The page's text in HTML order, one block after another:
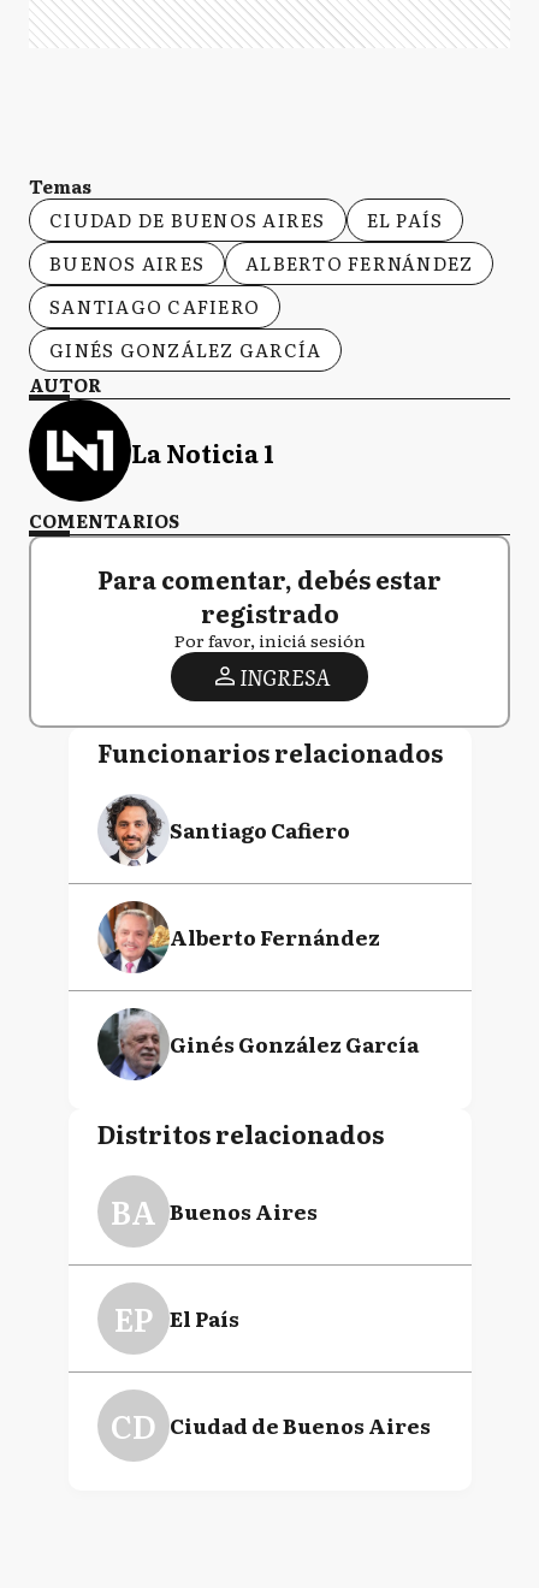
Temas
CIUDAD DE BUENOS AIRES
EL PAÍS
BUENOS AIRES
ALBERTO FERNÁNDEZ
SANTIAGO CAFIERO
GINÉS GONZÁLEZ GARCÍA
AUTOR
La Noticia 1
COMENTARIOS
Para comentar, debés estar
registrado
Por favor, iniciá sesión
INGRESA
Funcionarios relacionados
Santiago Cafiero
Alberto Fernández
Ginés González García
Distritos relacionados
BA Buenos Aires
EP El País
CD Ciudad de Buenos Aires